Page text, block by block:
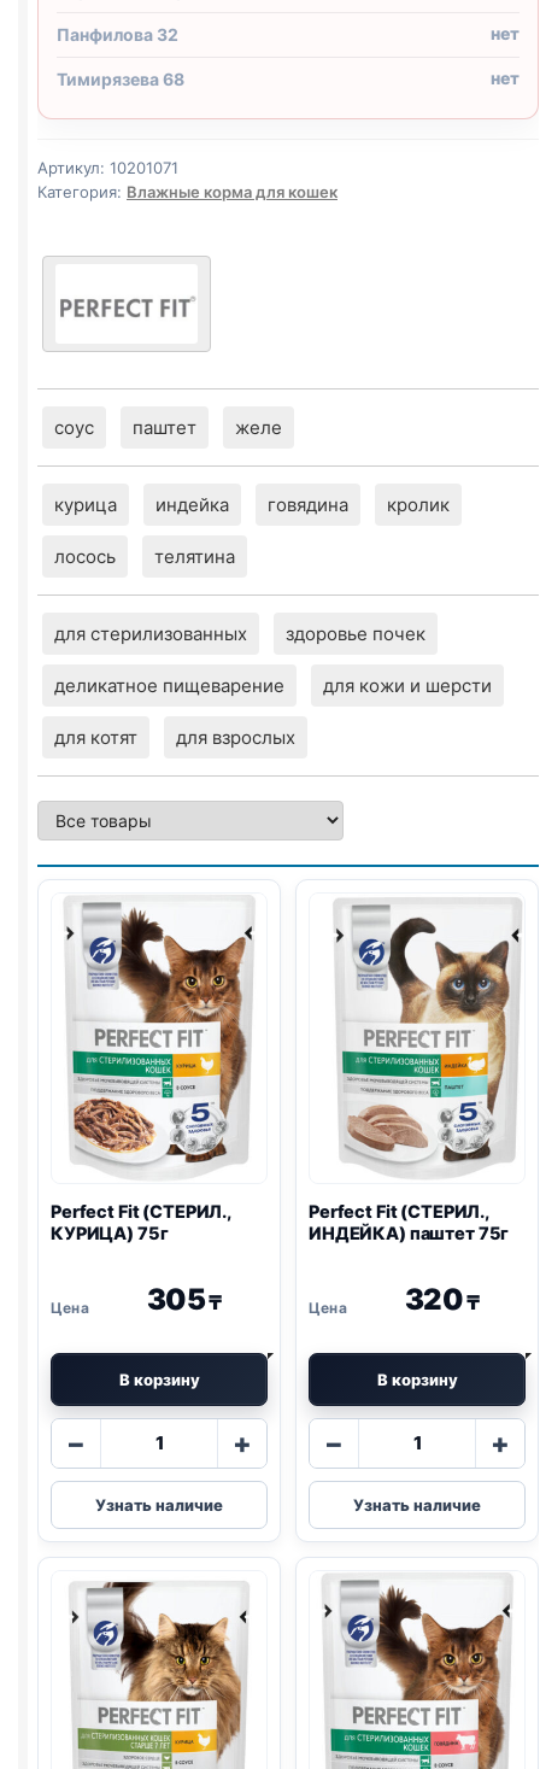
Панфилова 32 нет
Тимирязева 68 нет
Артикул: 10201071
Категория: Влажные корма для кошек
соус паштет желе
курица индейка говядина кролик
лосось телятина
для стерилизованных здоровье почек
деликатное пищеварение для кожи и шерсти
для котят для взрослых
Perfect Fit (СТЕРИЛ.,
КУРИЦА) 75г
305₸
В корзину
−
Количество
Perfect
Fit
(СТЕРИЛ.,
+
Узнать наличие
Perfect Fit (СТЕРИЛ.,
ИНДЕЙКА) паштет 75г
320₸
В корзину
−
Количество
Perfect
Fit
(СТЕРИЛ.,
ИНДЕЙКА)
паштет
75г
+
Узнать наличие